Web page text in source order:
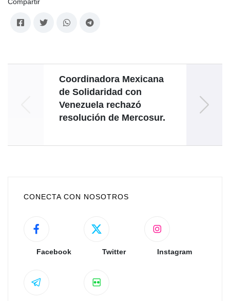
Compartir
Coordinadora Mexicana
de Solidaridad con
Venezuela rechazó
resolución de Mercosur.
CONECTA CON NOSOTROS
Facebook Twitter Instagram